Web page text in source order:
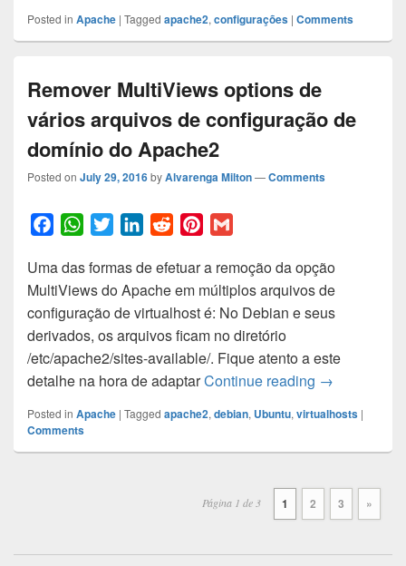
Posted in Apache | Tagged apache2, configurações | Comments
Remover MultiViews options de
vários arquivos de configuração de
domínio do Apache2
Posted on July 29, 2016byAlvarenga Milton—Comments
c
e
b
o
o
k
W
a
t
s
A
p
p
i
t
t
e
r
n
k
e
d
I
n
R
d
d
i
t
n
t
e
r
e
s
t
a
i
l
Uma das formas de efetuar a remoção da opção
MultiViews do Apache em múltiplos arquivos de
configuração de virtualhost é: No Debian e seus
derivados, os arquivos ficam no diretório
/etc/apache2/sites-available/. Fique atento a este
detalhe na hora de adaptarContinue reading Remover
→
Posted in Apache | Tagged apache2, debian, Ubuntu, virtualhosts |
Comments
Página 1 de 3 1 2 3 »